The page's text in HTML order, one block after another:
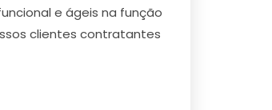
e ágeis na função
clientes contratantes